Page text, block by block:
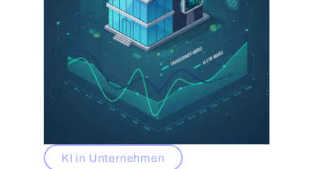
KI in Unternehmen